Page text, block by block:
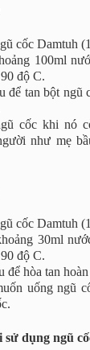
cốc Damtuh
100ml
độ C.
để tan bột ngũ
cốc khi nó
như mẹ
cốc Damtuh
30ml
độ C.
để hòa tan
uống ngũ
dụng ngũ